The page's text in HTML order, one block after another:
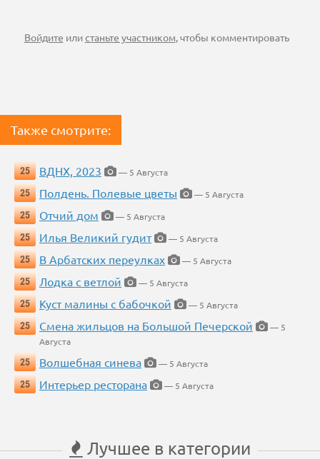
Войдите илистаньте участником, чтобы комментировать
Также смотрите:
25 ВДНХ, 2023
— 5 Августа
25
Полдень. Полевые цветы
— 5 Августа
25
Отчий дом
— 5 Августа
25
Илья Великий гудит
— 5 Августа
25
В Арбатских переулках
— 5 Августа
25
Лодка с ветлой
— 5 Августа
25
Куст малины с бабочкой
— 5 Августа
25
Смена жильцов на Большой Печерской
— 5
Августа
25
Волшебная синева
— 5 Августа
25
Интерьер ресторана — 5 Августа
Лучшее в категории